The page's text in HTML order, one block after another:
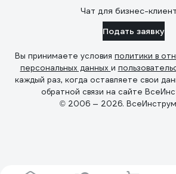
Чат для бизнес-
Подать заявку
Вы принимаете условия политики в
персональных данных и
каждый раз, когда оставляете свои
обратной связи на сайте
© 2006 — 2026.